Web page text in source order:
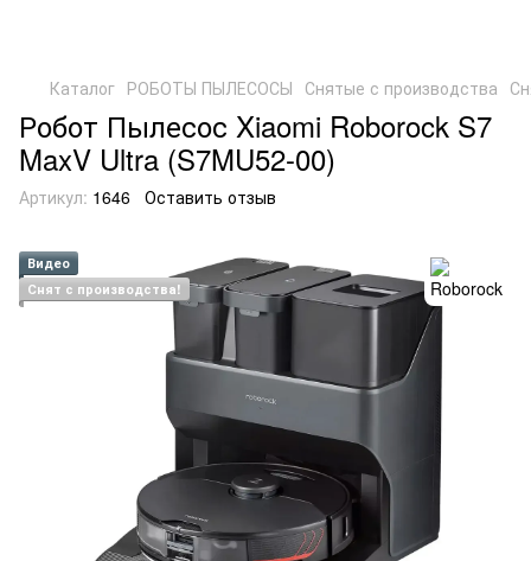
Каталог РОБОТЫ ПЫЛЕСОСЫ Снятые с производства
Робот Пылесос Xiaomi Roborock S7
MaxV Ultra (S7MU52-00)
Артикул: 1646 Оставить отзыв
Видео
Снят с производства!